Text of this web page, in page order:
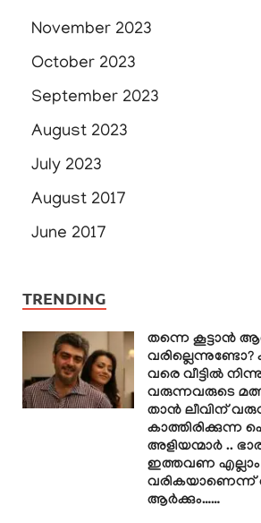
November 2023
October 2023
September 2023
August 2023
July 2023
August 2017
June 2017
TRENDING
തന്നെ കൂട്ടാൻ
വരെ വീട്ടിൽ
വരുന്നവരുടെ
താൻ ലീവിന്
കാത്തിരിക്കുന്ന
അളിയന്മാർ ..
ഇത്തവണ എല്ലാം
വരികയാണെന്ന്
ആർക്കും……